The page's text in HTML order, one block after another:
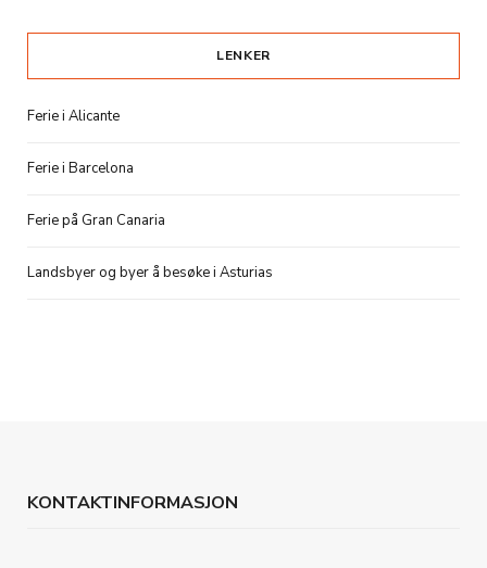
LENKER
Ferie i Alicante
Ferie i Barcelona
Ferie på Gran Canaria
Landsbyer og byer å besøke i Asturias
KONTAKTINFORMASJON